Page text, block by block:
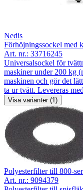
Nedis
Förhöjningssockel med
Art. nr.: 33716245
Universalsockel för
maskiner under 200 kg
maskinen och gör det
ta ur tvätt. Levereras
Visa varianter (1)
Polyesterfilter till 800-
Art. nr.: 9094379